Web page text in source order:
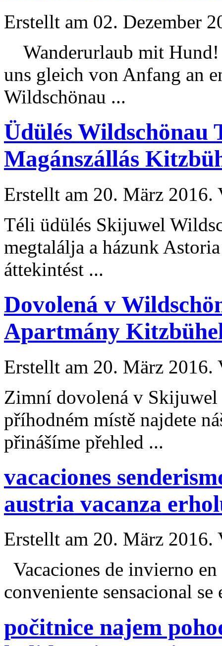
Erstellt am 02. Dezember
Wanderurlaub mit
uns gleich von Anfang an
Wildschönau ...
Üdülés
Magánszállás
Erstellt am 20. März
Téli üdülés Skijuwel
megtalálja a házunk
áttekintést ...
Dovolená v
Apartmány
Erstellt am 20. März
Zimní dovolená v
příhodném místě najdete
přinášíme přehled ...
vacaciones
austria vacanza
Erstellt am 20. März
Vacaciones de invierno
conveniente sensacional
počitnice najem